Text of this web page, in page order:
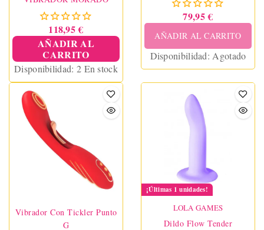
118,95 €
AÑADIR AL
CARRITO
Disponibilidad: 2 En stock
79,95 €
AÑADIR AL CARRITO
Disponibilidad: Agotado
Vibrador Con Tickler Punto
G
¡Últimas 1 unidades!
LOLA GAMES
Dildo Flow Tender